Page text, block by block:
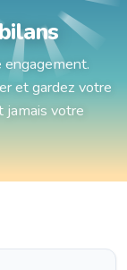
engagement.
et gardez votre
jamais votre